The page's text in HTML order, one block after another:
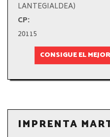
LANTEGIALDEA)
CP:
20115
CONSIGUE EL
IMPRENTA